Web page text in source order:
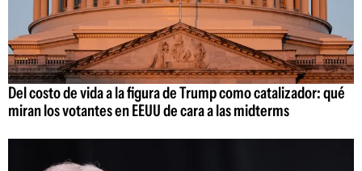
Del costo de vida a la figura de Trump como catalizador: qué
miran los votantes en EEUU de cara a las midterms